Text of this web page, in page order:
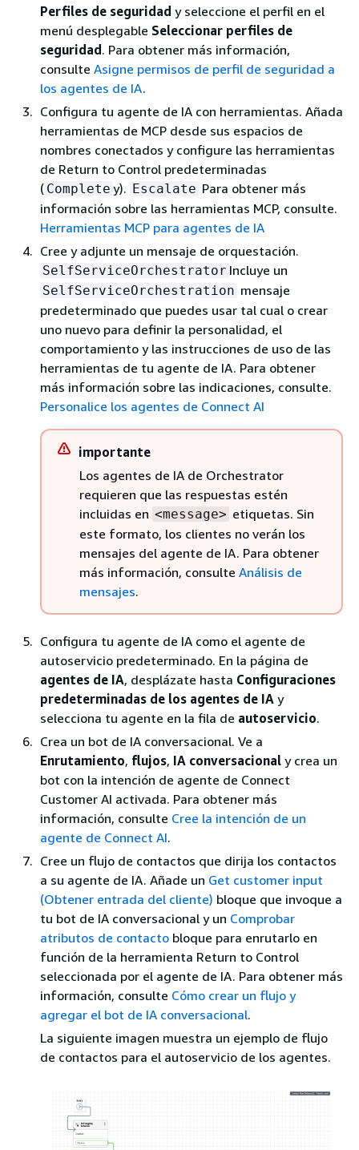
Perfiles de seguridad y seleccione el perfil en el
menú desplegable Seleccionar perfiles de
seguridad. Para obtener más información,
consulte Asigne permisos de perfil de seguridad a
los agentes de IA.
Configura tu agente de IA con herramientas. Añada
herramientas de MCP desde sus espacios de
nombres conectados y configure las herramientas
de Return to Control predeterminadas
( Complete y). Escalate Para obtener más
información sobre las herramientas MCP, consulte.
Herramientas MCP para agentes de IA
Cree y adjunte un mensaje de orquestación.
SelfServiceOrchestrator Incluye un
SelfServiceOrchestration mensaje
predeterminado que puedes usar tal cual o crear
uno nuevo para definir la personalidad, el
comportamiento y las instrucciones de uso de las
herramientas de tu agente de IA. Para obtener
más información sobre las indicaciones, consulte.
Personalice los agentes de Connect AI
importante
Los agentes de IA de Orchestrator
requieren que las respuestas estén
incluidas en <message> etiquetas. Sin
este formato, los clientes no verán los
mensajes del agente de IA. Para obtener
más información, consulte Análisis de
mensajes.
Configura tu agente de IA como el agente de
autoservicio predeterminado. En la página de
agentes de IA, desplázate hasta Configuraciones
predeterminadas de los agentes de IA y
selecciona tu agente en la fila de autoservicio.
Crea un bot de IA conversacional. Ve a
Enrutamiento, flujos, IA conversacional y crea un
bot con la intención de agente de Connect
Customer AI activada. Para obtener más
información, consulte Cree la intención de un
agente de Connect AI.
Cree un flujo de contactos que dirija los contactos
a su agente de IA. Añade un Get customer input
(Obtener entrada del cliente) bloque que invoque a
tu bot de IA conversacional y un Comprobar
atributos de contacto bloque para enrutarlo en
función de la herramienta Return to Control
seleccionada por el agente de IA. Para obtener más
información, consulte Cómo crear un flujo y
agregar el bot de IA conversacional.
La siguiente imagen muestra un ejemplo de flujo
de contactos para el autoservicio de los agentes.